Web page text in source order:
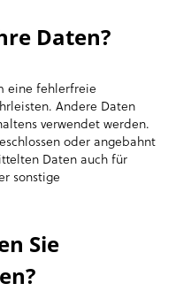
Daten?
eine fehlerfreie
Andere Daten
verwendet werden.
oder angebahnt
Daten auch für
sonstige
Sie